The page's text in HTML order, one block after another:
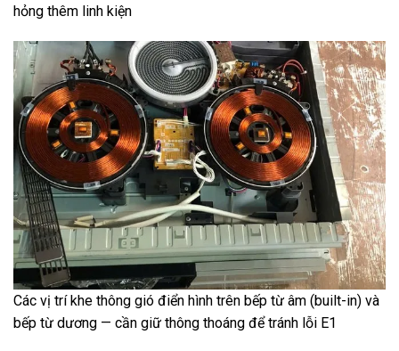
hỏng thêm linh kiện
Các vị trí khe thông gió điển hình trên bếp từ âm (built-in) và
bếp từ dương — cần giữ thông thoáng để tránh lỗi E1